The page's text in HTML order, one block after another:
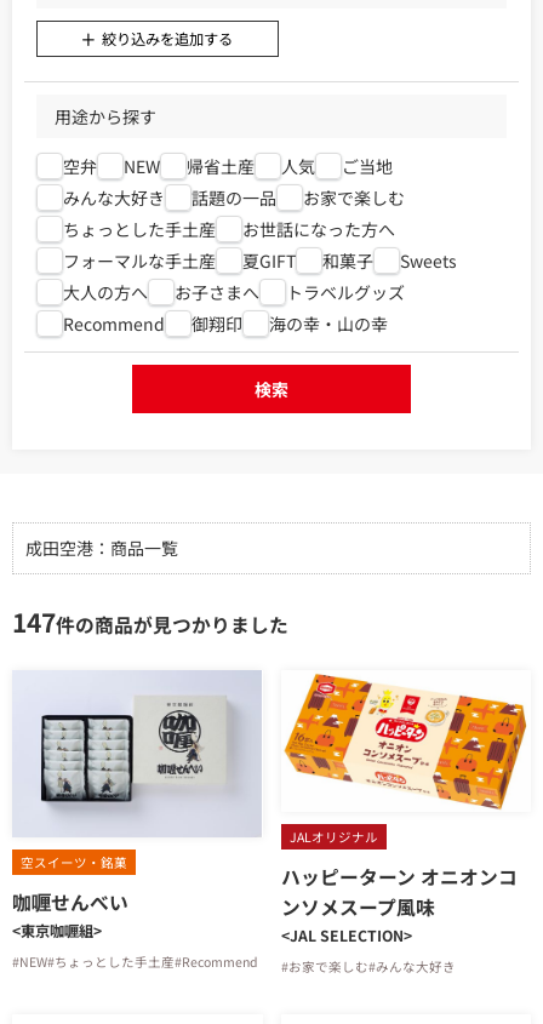
絞り込みを追加する
用途から探す
空弁 NEW 帰省土産 人気
ご当地
みんな大好き
話題の一品
お家で楽しむ
ちょっとした手土産
お世話になった方へ
フォーマルな手土産
夏GIFT 和菓子
Sweets
大人の方へ
お子さまへ
トラベルグッズ
Recommend
御翔印 海の幸・山の幸
検索
成田空港：商品一覧
147件の商品が見つかりました
空スイーツ・銘菓
咖喱せんべい
<東京咖喱組>
#NEW#ちょっとした手土産#Recommend
JALオリジナル
ハッピーターン オニオンコ
ンソメスープ風味
<JAL SELECTION>
#お家で楽しむ#みんな大好き